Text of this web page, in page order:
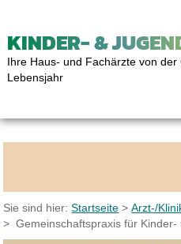
KINDER- &
Ihre Haus- und Fachärzte von der
Lebensjahr
Sie sind hier:Startseite >Arzt-/
> Gemeinschaftspraxis für